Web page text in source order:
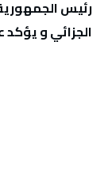
رئيس
الجزائي و يؤكد